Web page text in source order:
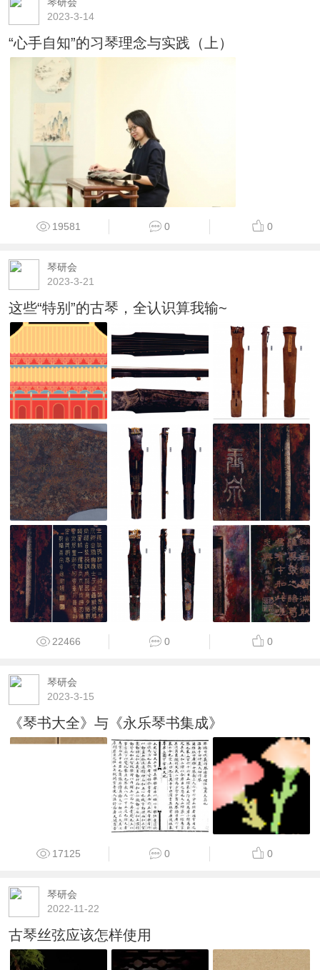
2023-3-14
“心手自知”的习琴理念与实践（上）
19581 0 0
琴研会
2023-3-21
这些“特别”的古琴，全认识算我输~
22466 0 0
琴研会
2023-3-15
《琴书大全》与《永乐琴书集成》
17125 0 0
琴研会
2022-11-22
古琴丝弦应该怎样使用